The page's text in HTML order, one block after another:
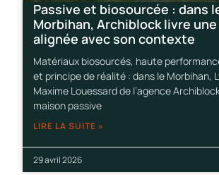
Passive et biosourcée : dans
Morbihan, Archiblock livre
alignée avec son contexte
Matériaux biosourcés, haute
et principe de réalité : dans le Morbihan,
Maxime Louessard de l’agence
maison passive
LIRE LA SUITE »
29 avril 2026